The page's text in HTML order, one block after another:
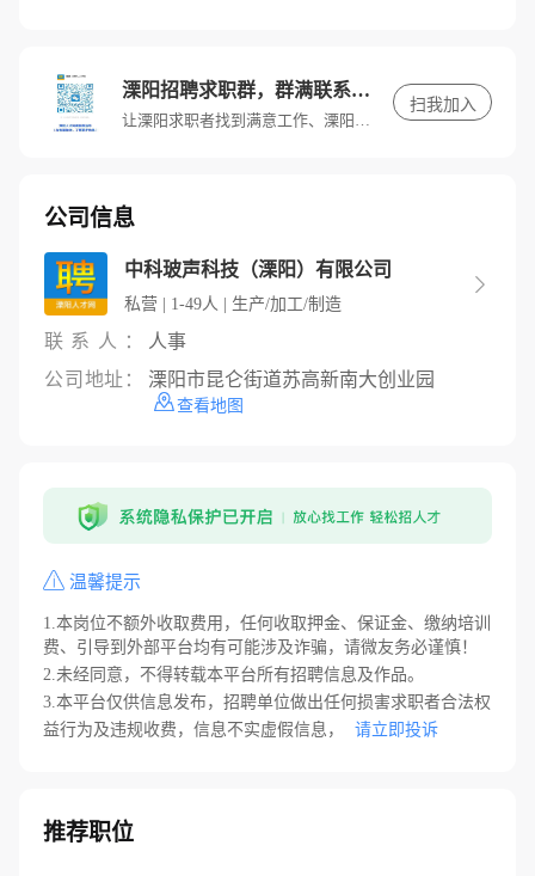
溧阳招聘求职群，群满联系客服进入
让溧阳求职者找到满意工作、溧阳招聘单位找到满意人才。
扫我加入
公司信息
中科玻声科技（溧阳）有限公司
私营 | 1-49人 | 生产/加工/制造

联系人：
人事
公司地址：
溧阳市昆仑街道苏高新南大创业园
查看地图
温馨提示
1.本岗位不额外收取费用，任何收取押金、保证金、缴纳培训
费、引导到外部平台均有可能涉及诈骗，请微友务必谨慎！
2.未经同意，不得转载本平台所有招聘信息及作品。
3.本平台仅供信息发布，招聘单位做出任何损害求职者合法权
益行为及违规收费，信息不实虚假信息，
请立即投诉
推荐职位